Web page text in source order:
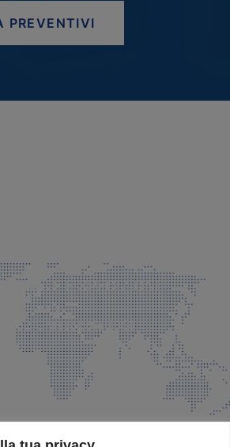
PREVENTIVI
E SPEDIZIONI
32 Grassobbio (BG)
SITE MAP